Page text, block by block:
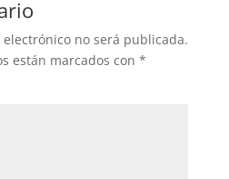
no será publicada.
están marcados con *